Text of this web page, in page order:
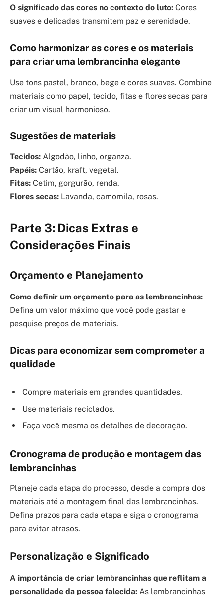
O significado das cores no contexto do luto: Cores
suaves e delicadas transmitem paz e serenidade.
Como harmonizar as cores e os materiais
para criar uma lembrancinha elegante
Use tons pastel, branco, bege e cores suaves. Combine
materiais como papel, tecido, fitas e flores secas para
criar um visual harmonioso.
Sugestões de materiais
Tecidos: Algodão, linho, organza.
Papéis: Cartão, kraft, vegetal.
Fitas: Cetim, gorgurão, renda.
Flores secas: Lavanda, camomila, rosas.
Parte 3: Dicas Extras e
Considerações Finais
Orçamento e Planejamento
Como definir um orçamento para as lembrancinhas:
Defina um valor máximo que você pode gastar e
pesquise preços de materiais.
Dicas para economizar sem comprometer a
qualidade
Compre materiais em grandes quantidades.
Use materiais reciclados.
Faça você mesma os detalhes de decoração.
Cronograma de produção e montagem das
lembrancinhas
Planeje cada etapa do processo, desde a compra dos
materiais até a montagem final das lembrancinhas.
Defina prazos para cada etapa e siga o cronograma
para evitar atrasos.
Personalização e Significado
A importância de criar lembrancinhas que reflitam a
personalidade da pessoa falecida: As lembrancinhas